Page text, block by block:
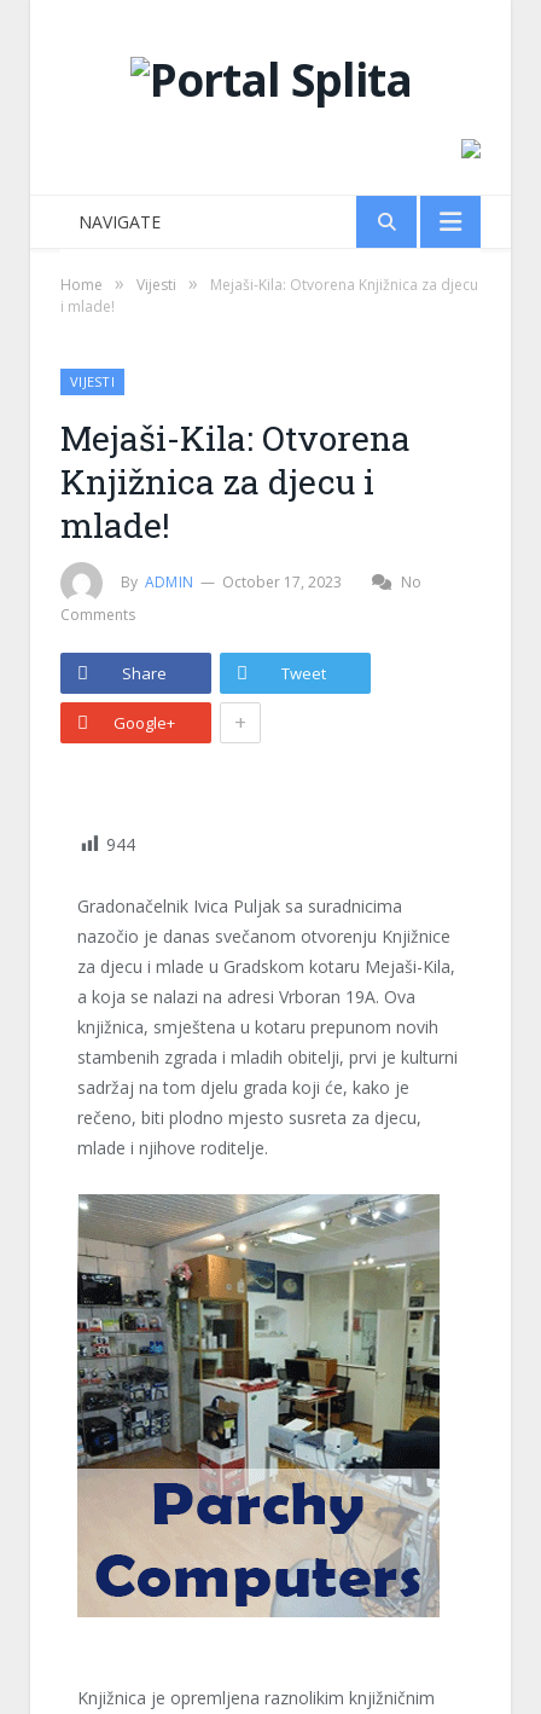
NAVIGATE
Home » Vijesti »
Mejaši-Kila: Otvorena Knjižnica za djecu
i mlade!
VIJESTI
Mejaši-Kila: Otvorena
Knjižnica za djecu i
mlade!
By ADMIN October 17, 2023
No
Comments
Share Tweet
Google+ +
944
Gradonačelnik Ivica Puljak sa suradnicima
nazočio je danas svečanom otvorenju Knjižnice
za djecu i mlade u Gradskom kotaru Mejaši-Kila,
a koja se nalazi na adresi Vrboran 19A. Ova
knjižnica, smještena u kotaru prepunom novih
stambenih zgrada i mladih obitelji, prvi je kulturni
sadržaj na tom djelu grada koji će, kako je
rečeno, biti plodno mjesto susreta za djecu,
mlade i njihove roditelje.
Knjižnica je opremljena raznolikim knjižničnim